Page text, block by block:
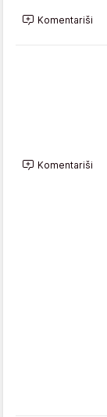
Komentariši
Komentariši